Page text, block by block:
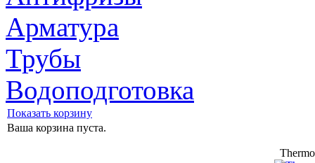
Арматура
Трубы
Водоподготовка
Показать корзину
Ваша корзина пуста.